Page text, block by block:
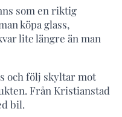
som en riktig
köpa glass,
lite längre än man
och följ skyltar mot
Från Kristianstad
bil.